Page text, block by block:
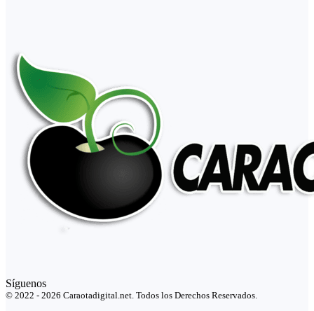
Síguenos
© 2022 - 2026 Caraotadigital.net. Todos los Derechos Reservados.